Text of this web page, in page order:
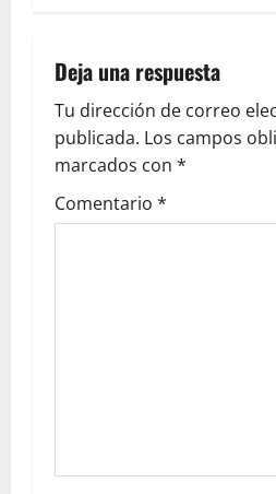
Deja una respuesta
Tu dirección de correo
publicada. Los campos
marcados con *
Comentario *